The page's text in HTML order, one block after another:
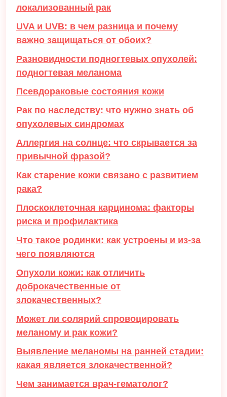
локализованный рак
UVA и UVB: в чем разница и почему
важно защищаться от обоих?
Разновидности подногтевых опухолей:
подногтевая меланома
Псевдораковые состояния кожи
Рак по наследству: что нужно знать об
опухолевых синдромах
Аллергия на солнце: что скрывается за
привычной фразой?
Как старение кожи связано с развитием
рака?
Плоскоклеточная карцинома: факторы
риска и профилактика
Что такое родинки: как устроены и из-за
чего появляются
Опухоли кожи: как отличить
доброкачественные от
злокачественных?
Может ли солярий спровоцировать
меланому и рак кожи?
Выявление меланомы на ранней стадии:
какая является злокачественной?
Чем занимается врач-гематолог?